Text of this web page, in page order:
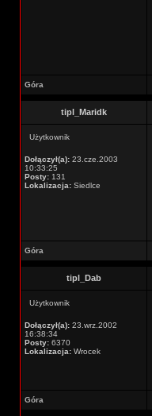
Góra
tipl_Maridk
Użytkownik
Dołączył(a): 23.cze.2003
10:33:25
Posty: 131
Lokalizacja: Siedlce
Góra
tipl_Dab
Użytkownik
Dołączył(a): 23.wrz.2002
16:38:34
Posty: 6370
Lokalizacja: Wrocek
Góra